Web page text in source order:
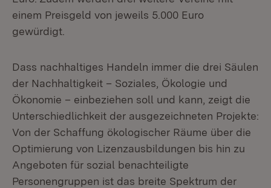
einem Preisgeld von jeweils 5.000 Euro
gewürdigt.
Dass nachhaltiges Handeln immer die drei Säulen
der Nachhaltigkeit – Soziales, Ökologie und
Ökonomie – einbeziehen soll und kann, zeigt die
Unterschiedlichkeit der ausgezeichneten Projekte:
Von der Schaffung ökologischer Räume über die
Optimierung von Lizenzausbildungen bis hin zu
Angeboten für sozial benachteiligte
Personengruppen ist das breite Spektrum der